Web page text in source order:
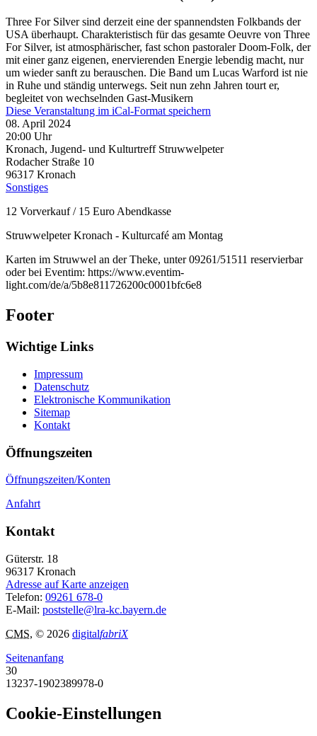
Three For Silver sind derzeit eine der spannendsten Folkbands der
USA überhaupt. Charakteristisch für das gesamte Oeuvre von Three
For Silver, ist atmosphärischer, fast schon pastoraler Doom-Folk, der
mit einer ganz eigenen, enervierenden Energie lebendig macht, nur
um wieder sanft zu berauschen. Die Band um Lucas Warford ist nie
in Ruhe und ständig unterwegs. Seit nun zehn Jahren tourt er,
begleitet von wechselnden Gast-Musikern
Diese Veranstaltung im iCal-Format speichern
08. April 2024
20:00 Uhr
Kronach, Jugend- und Kulturtreff Struwwelpeter
Rodacher Straße 10
96317 Kronach
Sonstiges
12 Vorverkauf / 15 Euro Abendkasse
Struwwelpeter Kronach - Kulturcafé am Montag
Karten im Struwwel an der Theke, unter 09261/51511 reservierbar
oder bei Eventim: https://www.eventim-
light.com/de/a/5b8e811726200c0001bfc6e8
Footer
Wichtige Links
Impressum
Datenschutz
Elektronische Kommunikation
Sitemap
Kontakt
Öffnungszeiten
Öffnungszeiten/Konten
Anfahrt
Kontakt
Güterstr. 18
96317 Kronach
Adresse auf Karte anzeigen
Telefon: 09261 678-0
E-Mail: poststelle@lra-kc.bayern.de
CMS, © 2026 digitalfabriX
Seitenanfang
30
13237-1902389978-0
Cookie-Einstellungen